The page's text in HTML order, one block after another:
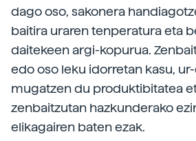
dago oso, sakonera
baitira uraren tenperatura eta
daitekeen argi-kopurua.
edo oso leku idorretan kasu,
mugatzen du produktibitatea
zenbaitzutan hazkunderako
elikagairen baten ezak.